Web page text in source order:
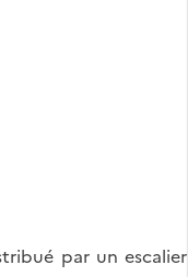
par un escalier